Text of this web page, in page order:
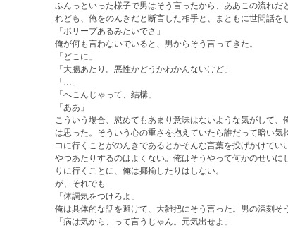
ふんっといった様子で男はそう言ったから、ああこの流れ
れども、俺をのんきだと断言した相手と、まともに世間話を
「ポリープあるみたいでさ」
俺が何も言わないでいると、男からそう言ってきた。
「どこに」
「大腸あたり。悪性かどうかわかんないけど」
「…」
「へこんじゃって、結構」
「ああ」
こういう場合、慰めてもあまり意味はないような気がして
は思った。そういう心の重さを抱えていたら誰だって暗い
コに行くことがのんきであるとかそんな言葉を投げかけて
やつあたりするのはよくない。俺はそうやって何かのせい
りに行くことに、俺は揶揄したりはしない。
が、それでも
「体調気をつけろよ」
俺は具体的な話を避けて、大雑把にそう言った。男の深刻そ
「病は気から、って言うじゃん。元気出せよ」